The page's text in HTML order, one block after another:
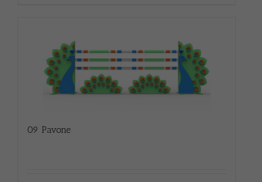
09 Pavone